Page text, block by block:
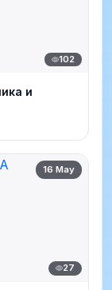
102
и
16 May
27